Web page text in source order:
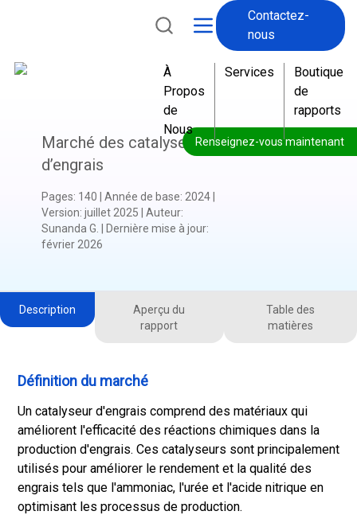
Contactez-
nous
À
Propos
de
Nous
Services
Boutique
de
rapports
Renseignez-vous maintenant
Marché des catalyseurs
d’engrais
Pages: 140 Année de base: 2024
Version: juillet 2025 Auteur:
Sunanda G.
Dernière mise à jour:
février 2026
Description
Aperçu du
rapport
Table des
matières
Définition du marché
Un catalyseur d'engrais comprend des matériaux qui
améliorent l'efficacité des réactions chimiques dans la
production d'engrais. Ces catalyseurs sont principalement
utilisés pour améliorer le rendement et la qualité des
engrais tels que l'ammoniac, l'urée et l'acide nitrique en
optimisant les processus de production.